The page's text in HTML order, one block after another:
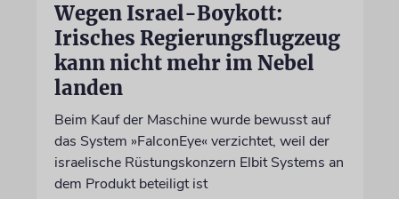
Wegen Israel-Boykott:
Irisches Regierungsflugzeug
kann nicht mehr im Nebel
landen
Beim Kauf der Maschine wurde bewusst auf
das System »FalconEye« verzichtet, weil der
israelische Rüstungskonzern Elbit Systems an
dem Produkt beteiligt ist